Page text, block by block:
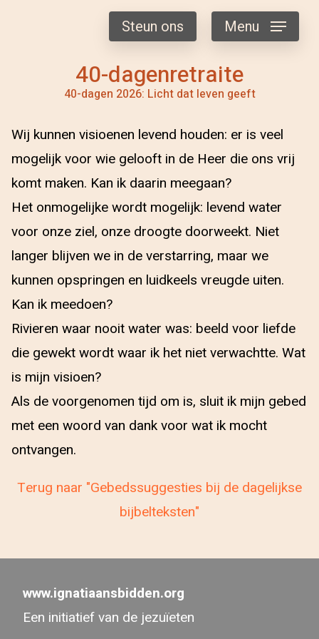
40-dagenretraite
40-dagen 2026: Licht dat leven geeft
Steun ons Menu
Wij kunnen visioenen levend houden: er is veel
mogelijk voor wie gelooft in de Heer die ons vrij
komt maken. Kan ik daarin meegaan?
Het onmogelijke wordt mogelijk: levend water
voor onze ziel, onze droogte doorweekt. Niet
langer blijven we in de verstarring, maar we
kunnen opspringen en luidkeels vreugde uiten.
Kan ik meedoen?
Rivieren waar nooit water was: beeld voor liefde
die gewekt wordt waar ik het niet verwachtte. Wat
is mijn visioen?
Als de voorgenomen tijd om is, sluit ik mijn gebed
met een woord van dank voor wat ik mocht
ontvangen.
Terug naar "Gebedssuggesties bij de dagelijkse
bijbelteksten"
www.ignatiaansbidden.org
Een initiatief van de jezuïeten